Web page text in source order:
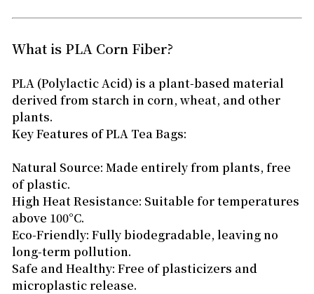
What is PLA Corn Fiber?
PLA (Polylactic Acid) is a plant-based material
derived from starch in corn, wheat, and other
plants.
Key Features of PLA Tea Bags:
Natural Source: Made entirely from plants, free
of plastic.
High Heat Resistance: Suitable for temperatures
above 100°C.
Eco-Friendly: Fully biodegradable, leaving no
long-term pollution.
Safe and Healthy: Free of plasticizers and
microplastic release.